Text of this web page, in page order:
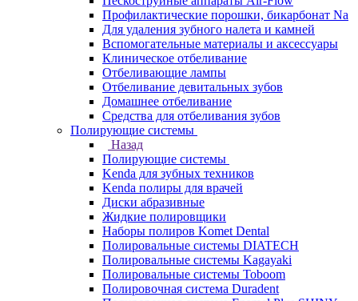
Профилактические порошки, бикарбонат Na
Для удаления зубного налета и камней
Вспомогательные материалы и аксессуары
Клиническое отбеливание
Отбеливающие лампы
Отбеливание девитальных зубов
Домашнее отбеливание
Средства для отбеливания зубов
Полирующие системы
Назад
Полирующие системы
Kenda для зубных техников
Kenda полиры для врачей
Диски абразивные
Жидкие полировщики
Наборы полиров Komet Dental
Полировальные системы DIATECH
Полировальные системы Kagayaki
Полировальные системы Toboom
Полировочная система Duradent